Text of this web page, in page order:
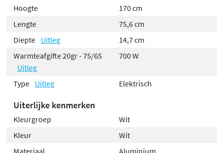
Hoogte
170 cm
Lengte
75,6 cm
Diepte Uitleg
14,7 cm
Warmteafgifte 20gr - 75/65
Uitleg
700 W
Type Uitleg Elektrisch
Uiterlijke kenmerken
Kleurgroep
Wit
Kleur
Wit
Materiaal
Aluminium